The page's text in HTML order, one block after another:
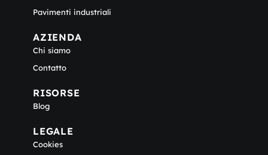
Pavimenti industriali
AZIENDA
Chi siamo
Contatto
RISORSE
Blog
LEGALE
Cookies